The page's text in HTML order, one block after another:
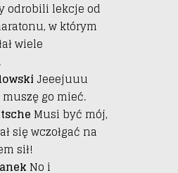
odrobili lekcje od
w którym
wiele
Jeeejuuu
go mieć.
Musi być mój,
się wczołgać na
sił!
No i